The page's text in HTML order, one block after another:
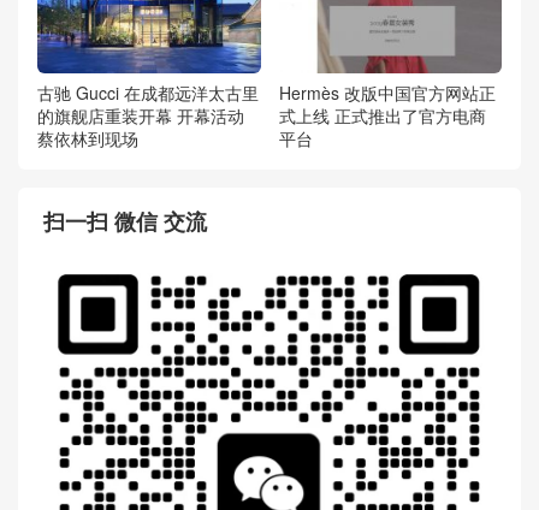
古驰 Gucci 在成都远洋太古里
的旗舰店重装开幕 开幕活动
蔡依林到现场
Hermès 改版中国官方网站正
式上线 正式推出了官方电商
平台
扫一扫 微信 交流